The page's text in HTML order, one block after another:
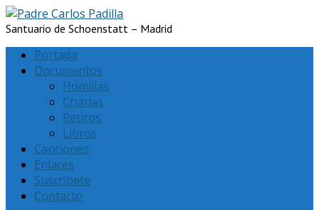
Santuario de Schoenstatt – Madrid
Portada
Documentos
Homilias
Charlas
Retiros
Libros
Canciones
Enlaces
Suscríbete
Contacto